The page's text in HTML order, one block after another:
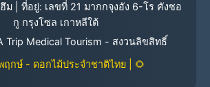
| ที่อยู่: เลขที่ 21 มากกจุงอัง 6-โร คังซอ
กู กรุงโซล เกาหลีใต้
Trip Medical Tourism - สงวนลิขสิทธิ์
ฤกษ์ - ดอกไม้ประจำชาติไทย | 🌻